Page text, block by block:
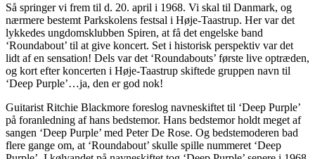
Så springer vi frem til d. 20. april i 1968. Vi skal til Danmark, og
nærmere bestemt Parkskolens festsal i Høje-Taastrup. Her var det
lykkedes ungdomsklubben Spiren, at få det engelske band
‘Roundabout’ til at give koncert. Set i historisk perspektiv var det
lidt af en sensation! Dels var det ‘Roundabouts’ første live optræden,
og kort efter koncerten i Høje-Taastrup skiftede gruppen navn til
‘Deep Purple’…ja, den er god nok!
Guitarist Ritchie Blackmore foreslog navneskiftet til ‘Deep Purple’
på foranledning af hans bedstemor. Hans bedstemor holdt meget af
sangen ‘Deep Purple’ med Peter De Rose. Og bedstemoderen bad
flere gange om, at ‘Roundabout’ skulle spille nummeret ‘Deep